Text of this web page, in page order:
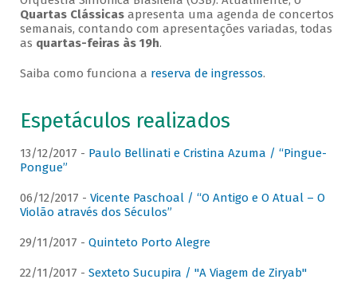
Quartas Clássicasapresenta uma agenda de concertos
semanais, contando com apresentações variadas, todas
as quartas-feiras às 19h.
Saiba como funciona a reserva de ingressos.
Espetáculos realizados
13/12/2017 - Paulo Bellinati e Cristina Azuma / “Pingue-
Pongue”
06/12/2017 - Vicente Paschoal / “O Antigo e O Atual – O
Violão através dos Séculos”
29/11/2017 - Quinteto Porto Alegre
22/11/2017 - Sexteto Sucupira / "A Viagem de Ziryab"